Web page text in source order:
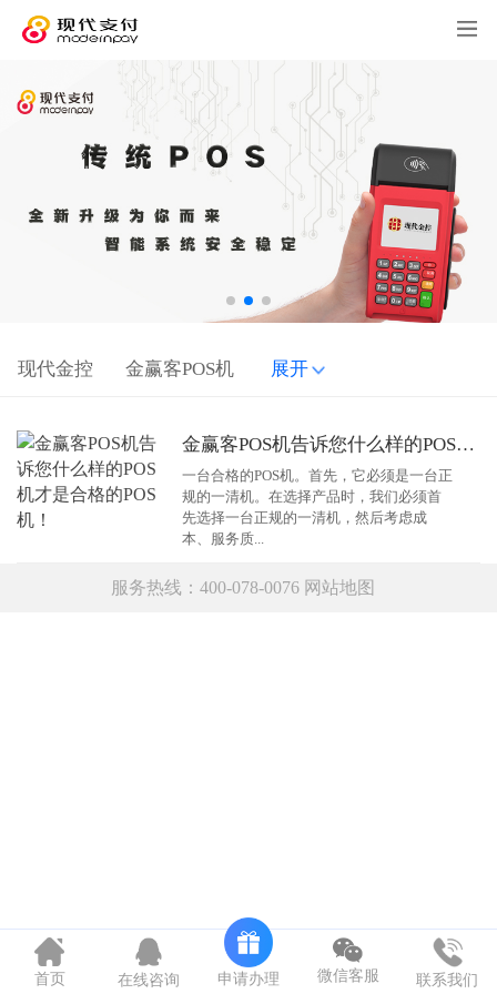
现代金控 金赢客POS机 展开
金赢客POS机告诉您什么样的POS机才是合格的POS机！
一台合格的POS机。首先，它必须是一台正
规的一清机。在选择产品时，我们必须首
先选择一台正规的一清机，然后考虑成
本、服务质...
服务热线：400-078-0076 网站地图
首页 在线咨询 申请办理 微信客服 联系我们